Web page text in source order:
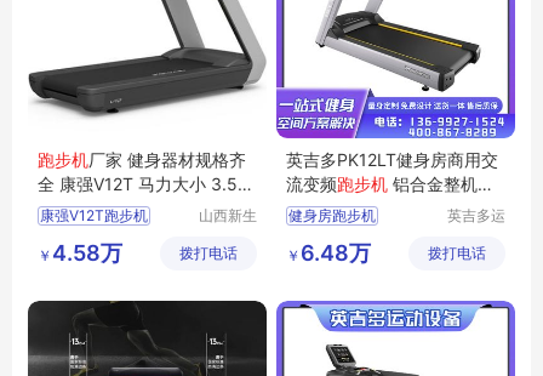
跑步机厂家 健身器材规格齐
全 康强V12T 马力大小 3.5H
P康强V12T跑步机
山西新生
材有限公
￥ 4.58万 拨打电话
英吉多PK12LT健身房商用交
流变频跑步机 铝合金整机框
架
健身房跑步机
变频跑步机
英吉多运
展（北
￥ 6.48万 拨打电话